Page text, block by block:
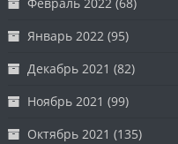
Февраль 2022 (68)
Январь 2022 (95)
Декабрь 2021 (82)
Ноябрь 2021 (99)
Октябрь 2021 (135)